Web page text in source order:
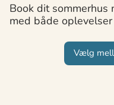
Book dit sommerhus
med både
Vælg